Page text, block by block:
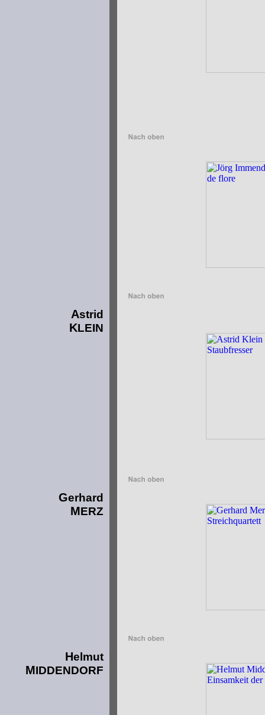
Astrid
KLEIN
Gerhard
MERZ
Helmut
MIDDENDORF